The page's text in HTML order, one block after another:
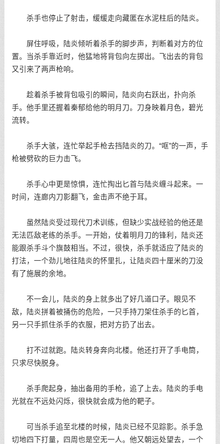
杀手也停止了射击，缓缓走向藏匿在水泥柱后的陆炎。
屏住呼吸，陆炎倾听着杀手的脚步声，判断着对方的位
置。当杀手靠近时，他猛地将背包向左掷出。飞出去的背包
又引来了两声枪响。
趁着杀手被背包吸引的瞬间，陆炎向右跃出，扑向杀
手。他手里还握着秦郁给他的明月刀。刀身映着月色，碧光
流转。
杀手大骇，连忙举起手枪去挡陆炎的刀。“哐”的一声，手
枪被劈砍的巨力击飞。
杀手心中更是惊惧，连忙掏出匕首与陆炎缠斗起来。一
时间，连廊内刀影翻飞，金击声不绝于耳。
虽然陆炎受过现代刀术训练，但缺少实战经验的他还是
无法匹敌老练的杀手。一开始，仗着明月刀的锋利，陆炎还
能跟杀手斗个旗鼓相当。不过，很快，杀手就适应了陆炎的
打法，一个劲儿地往陆炎的怀里扎，让陆炎四十厘米的刀没
有了施展的余地。
不一会儿，陆炎的身上就多出了好几道口子。眼见不
敌，陆炎拼着被捅伤的危险，一只手持刀架住杀手的匕首，
另一只手抓住杀手的衣服，把对方扔了出去。
打不过就跑。陆炎转身奔向北楼。他还打开了手电筒，
只求尽快脱身。
杀手爬起身，抽出备用的手枪，追了上去。陆炎的手电
光就在不远处闪烁，很快就会成为他的靶子。
可当杀手追至北楼的时候，陆炎已经不见踪影。杀手急
切地四下打量，四周也是空无一人。他又朝远处望去，一个